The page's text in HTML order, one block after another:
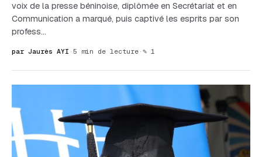
voix de la presse béninoise, diplômée en Secrétariat et en
Communication a marqué, puis captivé les esprits par son
profess…
par Jaurès AYI · 5 min de lecture · ✎ 1